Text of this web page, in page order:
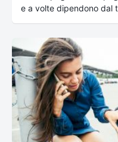
e a volte dipendono dal